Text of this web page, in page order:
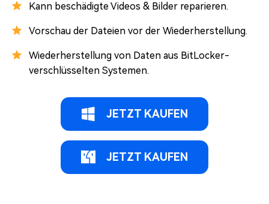
Kann beschädigte Videos & Bilder reparieren.
Vorschau der Dateien vor der Wiederherstellung.
Wiederherstellung von Daten aus BitLocker-
verschlüsselten Systemen.
JETZT KAUFEN
JETZT KAUFEN